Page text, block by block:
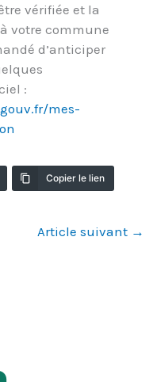
vérifiée et la
votre commune
d’anticiper
:
mes-
Copier le lien
Article suivant →